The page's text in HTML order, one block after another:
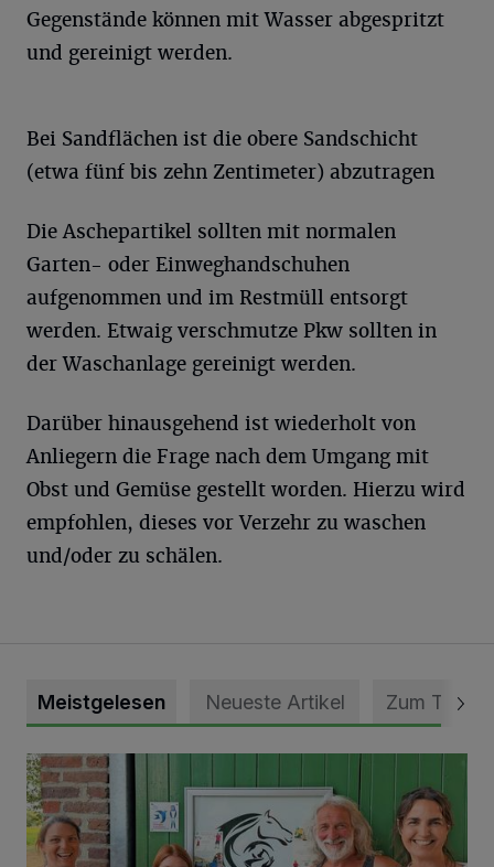
Gegenstände können mit Wasser abgespritzt
und gereinigt werden.
Bei Sandflächen ist die obere Sandschicht
(etwa fünf bis zehn Zentimeter) abzutragen
Die Aschepartikel sollten mit normalen
Garten- oder Einweghandschuhen
aufgenommen und im Restmüll entsorgt
werden. Etwaig verschmutze Pkw sollten in
der Waschanlage gereinigt werden.
Darüber hinausgehend ist wiederholt von
Anliegern die Frage nach dem Umgang mit
Obst und Gemüse gestellt worden. Hierzu wird
empfohlen, dieses vor Verzehr zu waschen
und/oder zu schälen.
Meistgelesen Neueste Artikel Zum Thema
Vorbildlicher Einsatz für den Artenschutz gewürdigt